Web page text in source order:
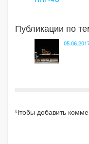
Публикации по
Чтобы добавить